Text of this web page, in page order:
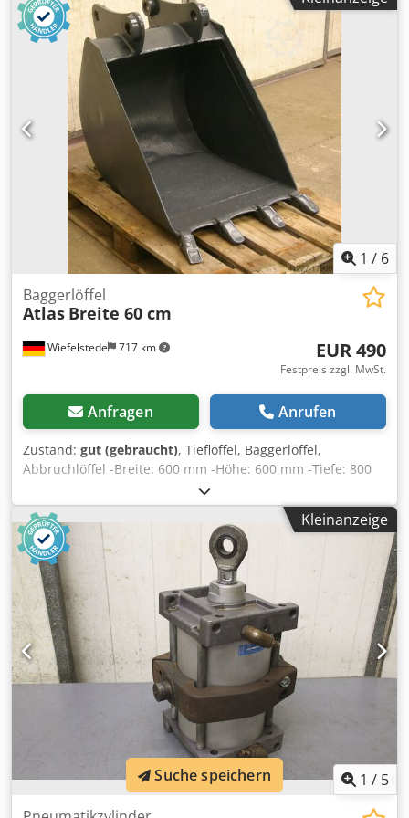
1 / 6
Wiefelstede 717 km
Baggerlöffel
Atlas Breite 60 cm
EUR 490
Festpreis zzgl. MwSt.
Anfragen Anrufen
Zustand: gut (gebraucht), Tieflöffel, Baggerlöffel,
Abbruchlöffel -Breite: 600 mm -Höhe: 600 mm -Tiefe: 800
mm -Aufnahme Zwischenmass: 255/200 mm -Bohrung: Ø
45/50 mm Dkedpfjb A I Rcox Al Tsr -Aufreisszähne -die
Aufnahme am Löffel kann von uns gegen Aufpreis
geändert werden -Eigengewicht: 160 kg
Kleinanzeige
1 / 5
Suche speichern